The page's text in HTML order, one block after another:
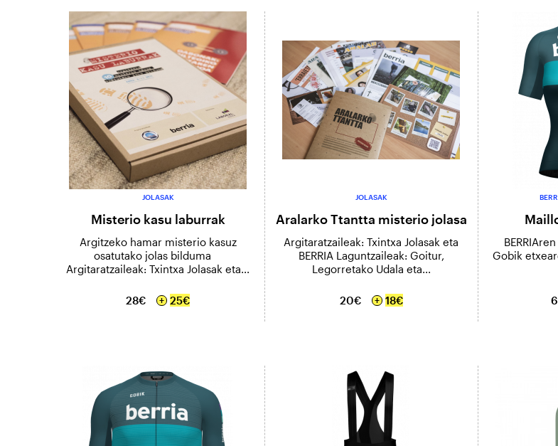
JOLASAK
Misterio kasu laburrak
Argitzeko hamar misterio kasuz
osatutako jolas bilduma
Argitaratzaileak: Txintxa Jolasak eta...
28€ 25€
JOLASAK
Aralarko Ttantta misterio jolasa
Argitaratzaileak: Txintxa Jolasak eta
BERRIA Laguntzaileak: Goitur,
Legorretako Udala eta...
20€ 18€
Gobik